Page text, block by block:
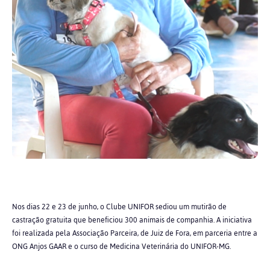
Nos dias 22 e 23 de junho, o Clube UNIFOR sediou um mutirão de
castração gratuita que beneficiou 300 animais de companhia. A iniciativa
foi realizada pela Associação Parceira, de Juiz de Fora, em parceria entre a
ONG Anjos GAAR e o curso de Medicina Veterinária do UNIFOR-MG.